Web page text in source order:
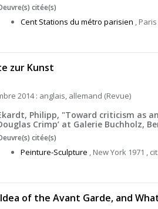
citée(s)
Cent Stations du métro parisien ,
zur Kunst
2014 : anglais, allemand (Revue)
Philipp, "Toward criticism as
Crimp’ at Galerie Buchholz,
citée(s)
Peinture-Sculpture , New York 1971 ,
of the Avant Garde, and